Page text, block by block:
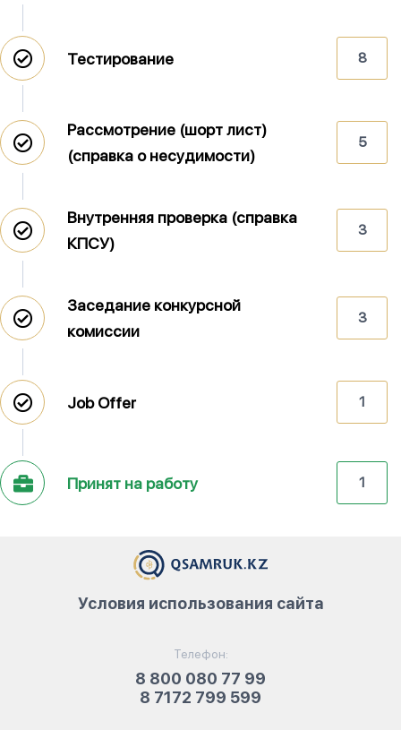
Тестирование 8
Рассмотрение (шорт лист)
(справка о несудимости)
5
Внутренняя проверка (справка
КПСУ)
3
Заседание конкурсной
комиссии
3
Job Offer 1
Принят на работу 1
Телефон:
8 800 080 77 99
8 7172 799 599
Условия использования сайта